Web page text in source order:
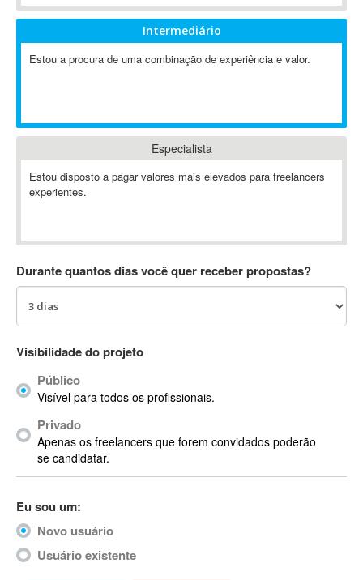
ABAP
Abaqus
ABBYY FineReader
Ableton
Ableton Push
Abstract
AC3
ACID Pro
ACPI
Acrobat
Acrobat X
Acronis
ACT
Actimize
ActionScript
ActionScript 3
Intermediário
Estou a procura de uma combinação de experiência e valor.
Especialista
Estou disposto a pagar valores mais elevados para freelancers
experientes.
Durante quantos dias você quer receber propostas?
Visibilidade do projeto
Público
Visível para todos os profissionais.
Privado
Apenas os freelancers que forem convidados poderão
se candidatar.
Eu sou um:
Novo usuário
Usuário existente